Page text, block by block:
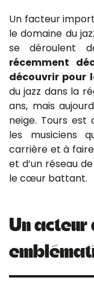
Un facteur
le domaine du
se déroulent
récemment
découvrir pour
du jazz dans la
ans, mais
neige. Tours est
les musiciens
carrière et à
et d’un réseau
le cœur battant.
Un acteur